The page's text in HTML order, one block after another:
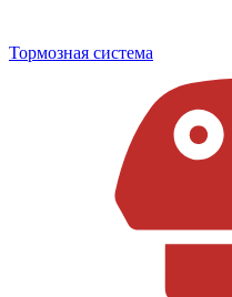
Тормозная система